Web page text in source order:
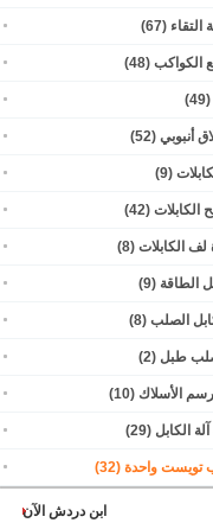
التقاء (67)
الكواكب (48)
(49)
أنبوبي (52)
(9)
الكابلات (42)
لف الكابلات (8)
الطاقة (9)
الصلب (8)
طبل (2)
الأسلاك (10)
الكابل (29)
تويست واحدة (32)
ابن دردش الآن